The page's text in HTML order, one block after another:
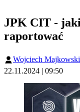
JPK CIT -
raportować
Wojciech Majkowski
22.11.2024 | 09:50